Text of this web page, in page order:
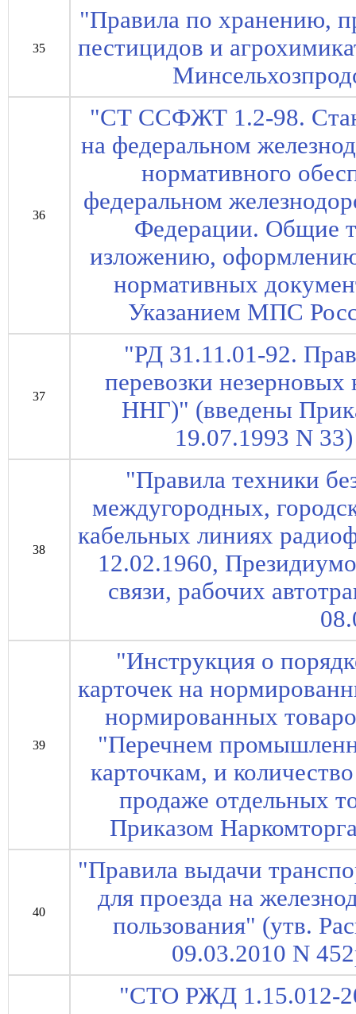
35
"Правила по хранению,
пестицидов и
36
"СТ ССФЖТ 1.2-98.
на федеральном
нормативного
федеральном
Федерации. Общие
изложению,
нормативных
Указанием МПС
37
"РД 31.11.01-92.
перевозки
ННГ)" (введены
19.07.1993 N
38
"Правила техники
междугородных,
кабельных линиях
12.02.1960,
связи, рабочих
39
"Инструкция о
карточек на
нормированных
"Перечнем
карточкам, и
продаже отдельных
Приказом
40
"Правила выдачи
для проезда на
пользования" (утв.
09.03.2010 N
"СТО РЖД 1.15.012-